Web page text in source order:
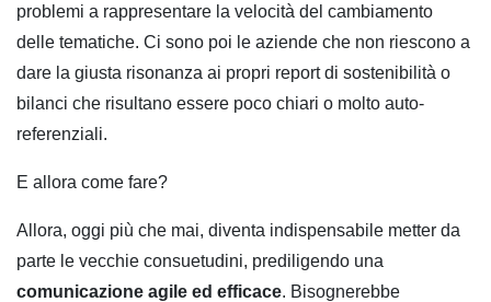
problemi a rappresentare la velocità del cambiamento
delle tematiche. Ci sono poi le aziende che non riescono a
dare la giusta risonanza ai propri report di sostenibilità o
bilanci che risultano essere poco chiari o molto auto-
referenziali.
E allora come fare?
Allora, oggi più che mai, diventa indispensabile metter da
parte le vecchie consuetudini, prediligendo una
comunicazione agile ed efficace. Bisognerebbe